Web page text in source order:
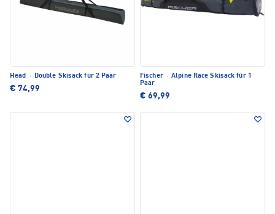
Head · Double Skisack für 2 Paar
€ 74,99
Fischer · Alpine Race Skisack für 1
Paar
€ 69,99